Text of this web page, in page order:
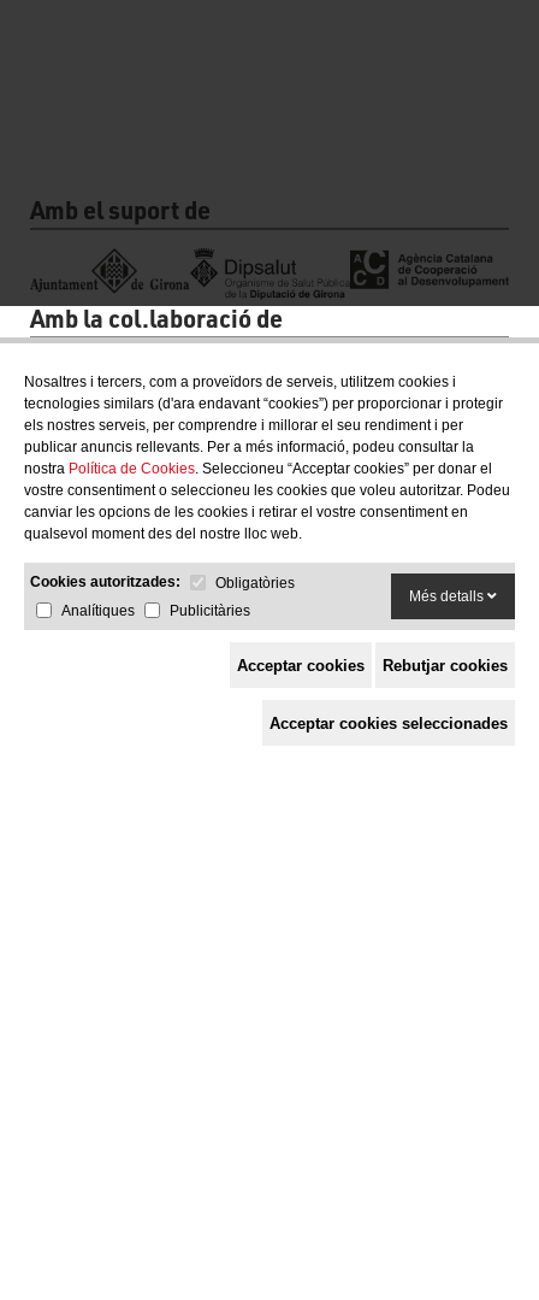
Nosaltres i tercers, com a proveïdors de serveis, utilitzem cookies i
tecnologies similars (d'ara endavant “cookies”) per proporcionar i protegir
els nostres serveis, per comprendre i millorar el seu rendiment i per
publicar anuncis rellevants. Per a més informació, podeu consultar la
nostra Política de Cookies. Seleccioneu “Acceptar cookies” per donar el
vostre consentiment o seleccioneu les cookies que voleu autoritzar. Podeu
canviar les opcions de les cookies i retirar el vostre consentiment en
qualsevol moment des del nostre lloc web.
Cookies autoritzades:
Obligatòries
Analítiques
Publicitàries
Més detalls
Acceptar cookies Rebutjar cookies
Acceptar cookies seleccionades
Amb el suport de
Amb la col.laboració de
c/ Mestre Francesc Civil,